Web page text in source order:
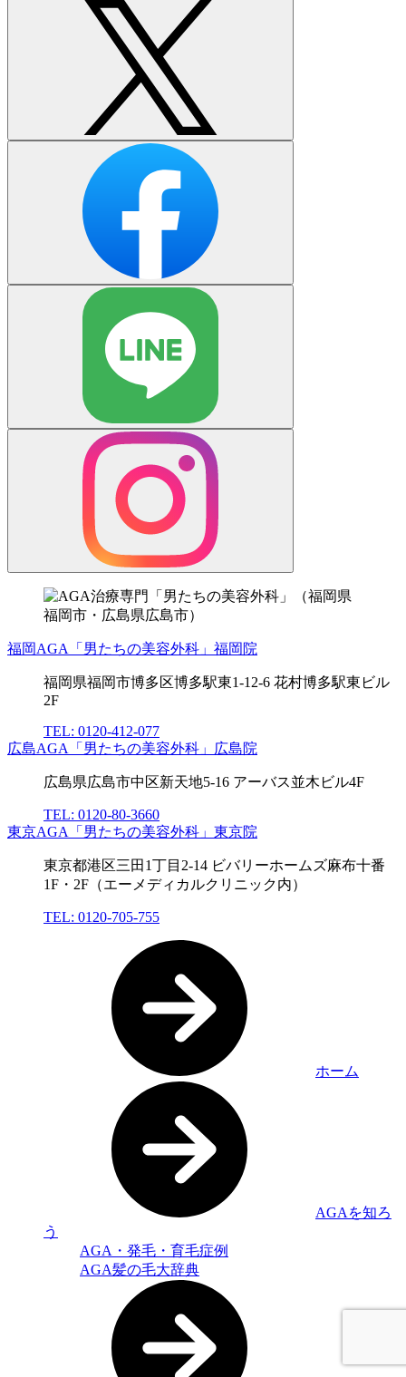
福岡AGA「男たちの美容外科」福岡院
福岡県福岡市博多区博多駅東1-12-6 花村博多駅東ビル
2F
TEL: 0120-412-077
広島AGA「男たちの美容外科」広島院
広島県広島市中区新天地5-16 アーバス並木ビル4F
TEL: 0120-80-3660
東京AGA「男たちの美容外科」東京院
東京都港区三田1丁目2-14 ビバリーホームズ麻布十番
1F・2F（エーメディカルクリニック内）
TEL: 0120-705-755
ホーム
AGAを知ろ
う
AGA・発毛・育毛症例
AGA髪の毛大辞典